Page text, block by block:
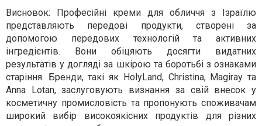
Висновок: Професійні креми для обличчя з Ізраїлю
представляють передові продукти, створені за
допомогою передових технологій та активних
інгредієнтів. Вони обіцяють досягти видатних
результатів у догляді за шкірою та боротьбі з ознаками
старіння. Бренди, такі як HolyLand, Christina, Magiray та
Anna Lotan, заслуговують визнання за свій внесок у
косметичну промисловість та пропонують споживачам
широкий вибір високоякісних продуктів для різних